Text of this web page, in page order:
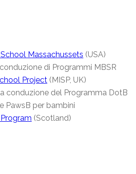
Massachussets (USA)
di Programmi MBSR
Project (MISP, UK)
conduzione del Programma DotB
PawsB per bambini
(Scotland)